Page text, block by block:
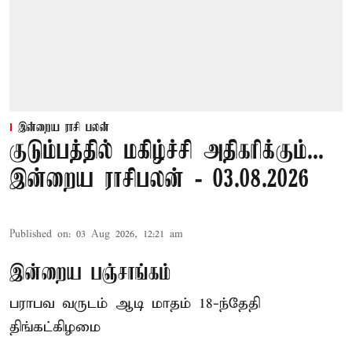
இன்றைய ராசி பலன்
குடும்பத்தில் மகிழ்ச்சி அதிகரிக்கும்...
இன்றைய ராசிபலன் - 03.08.2026
Published on: 03 Aug 2026, 12:21 am
இன்றைய பஞ்சாங்கம்
பராபவ வருடம் ஆடி மாதம் 18-ந்தேதி
திங்கட்கிழமை